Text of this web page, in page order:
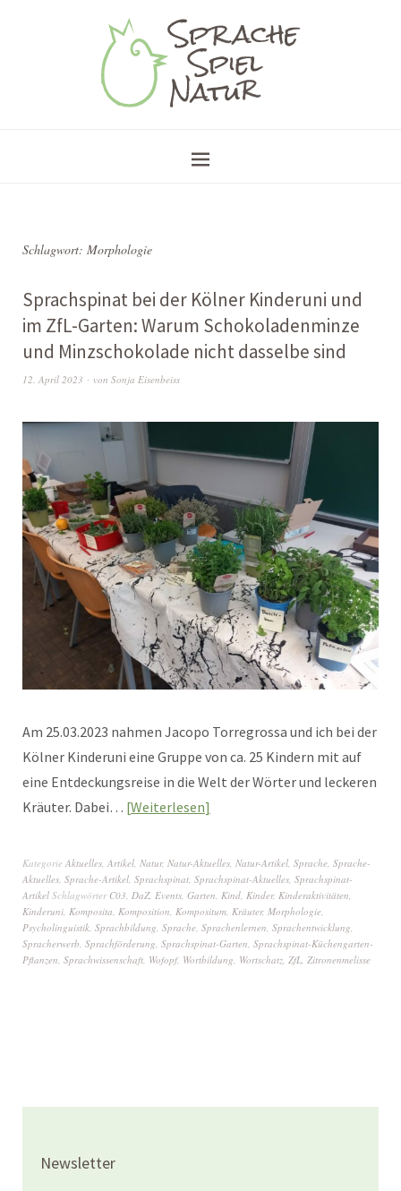
Schlagwort: Morphologie
Sprachspinat bei der Kölner Kinderuni und
im ZfL-Garten: Warum Schokoladenminze
und Minzschokolade nicht dasselbe sind
12. April 2023 von Sonja Eisenbeiss
Am 25.03.2023 nahmen Jacopo Torregrossa und ich bei der
Kölner Kinderuni eine Gruppe von ca. 25 Kindern mit auf
eine Entdeckungsreise in die Welt der Wörter und leckeren
Kräuter. Dabei… Weiterlesen
Kategorie Aktuelles Artikel Natur, Natur-Aktuelles Natur-Artikel Sprache Sprache-
Aktuelles Sprache-Artikel Sprachspinat Sprachspinat-Aktuelles Sprachspinat-
Artikel Schlagwörter C03 DaZ, Events Garten Kind Kinder, Kinderaktivitäten
Kinderuni Komposita Komposition Kompositum Kräuter, Morphologie
Psycholinguistik Sprachbildung Sprache Sprachenlernen Sprachentwicklung
Spracherwerb Sprachförderung Sprachspinat-Garten Sprachspinat-Küchengarten-
Pflanzen Sprachwissenschaft Wofopf, Wortbildung Wortschatz ZfL Zitronenmelisse
Newsletter